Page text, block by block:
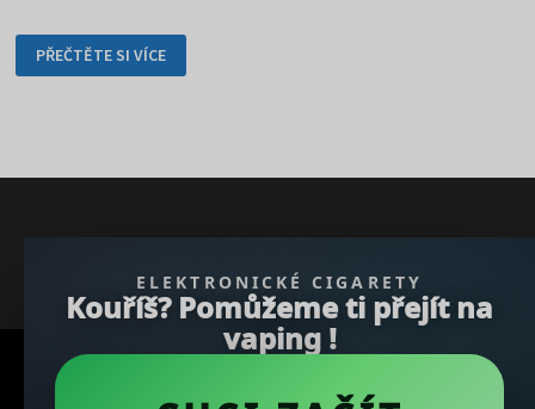
GTA
–
ŽIVOT
PŘEČTĚTE SI VÍCE
ELEKTRONICKÉ CIGARETY
Kouříš? Pomůžeme ti přejít na
vaping !